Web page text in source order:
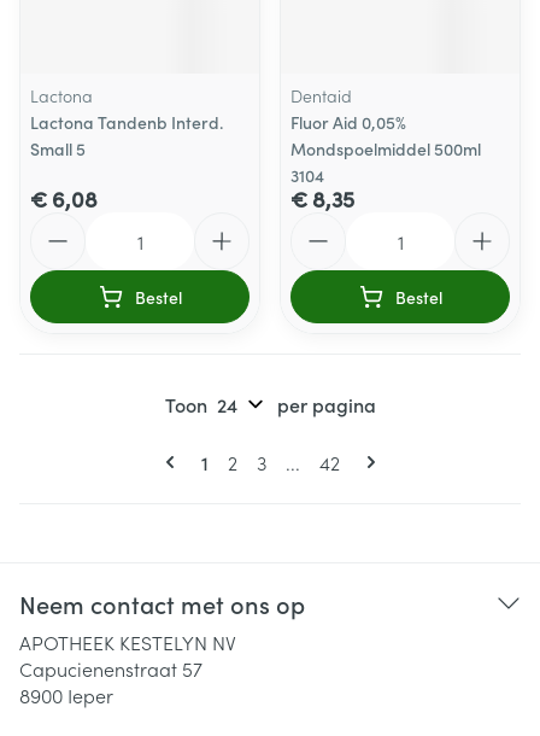
Lactona
Lactona Tandenb Interd.
Small 5
€ 6,08
Bestel
Dentaid
Fluor Aid 0,05%
Mondspoelmiddel 500ml
3104
€ 8,35
Bestel
Pagina's
U lees momenteel pagina
1 Pagina
2 Pagina
3 ... Pagina
42
Toon per pagina
Neem contact met ons op
APOTHEEK KESTELYN NV
Capucienenstraat 57
8900 Ieper